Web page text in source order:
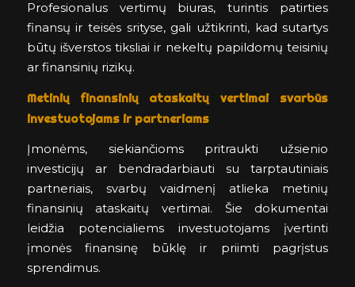
Profesionalus vertimų biuras, turintis patirties
finansų ir teisės srityse, gali užtikrinti, kad sutartys
būtų išverstos tiksliai ir nekeltų papildomų teisinių
ar finansinių rizikų.
Metinių finansinių ataskaitų vertimai svarbūs
investuotojams ir partneriams
Įmonėms, siekiančioms pritraukti užsienio
investicijų ar bendradarbiauti su tarptautiniais
partneriais, svarbų vaidmenį atlieka metinių
finansinių ataskaitų vertimai. Šie dokumentai
leidžia potencialiems investuotojams įvertinti
įmonės finansinę būklę ir priimti pagrįstus
sprendimus.